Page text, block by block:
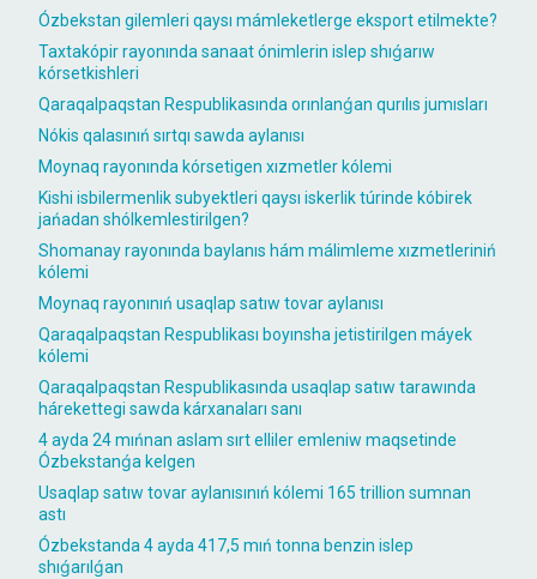
Ózbekstan gilemleri qaysı mámleketlerge eksport etilmekte?
Taxtakópir rayonında sanaat ónimlerin islep shıǵarıw
kórsetkishleri
Qaraqalpaqstan Respublikasında orınlanǵan qurılıs jumısları
Nókis qalasınıń sırtqı sawda aylanısı
Moynaq rayonında kórsetigen xızmetler kólemi
Kishi isbilermenlik subyektleri qaysı iskerlik túrinde kóbirek
jańadan shólkemlestirilgen?
Shomanay rayonında baylanıs hám málimleme xızmetleriniń
kólemi
Moynaq rayonınıń usaqlap satıw tovar aylanısı
Qaraqalpaqstan Respublikası boyınsha jetistirilgen máyek
kólemi
Qaraqalpaqstan Respublikasında usaqlap satıw tarawında
hárekettegi sawda kárxanaları sanı
4 ayda 24 mıńnan aslam sırt elliler emleniw maqsetinde
Ózbekstanǵa kelgen
Usaqlap satıw tovar aylanısınıń kólemi 165 trillion sumnan
astı
Ózbekstanda 4 ayda 417,5 mıń tonna benzin islep
shıǵarılǵan